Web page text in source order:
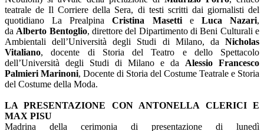
teatrale de Il Corriere della Sera, di testi scritti dai giornalisti del
quotidiano La PrealpinaCristina Masettie Luca Nazari,
da Alberto Bentoglio, direttore del Dipartimento di Beni Culturali e
Ambientali dell’Università degli Studi di Milano, da Nicholas
Vitaliano, docente di Storia del Teatro e dello Spettacolo
dell’Università degli Studi di Milano e da Alessio Francesco
Palmieri Marinoni, Docente di Storia del Costume Teatrale e Storia
del Costume della Moda.
LA PRESENTAZIONE CON ANTONELLA CLERICI E
MAX PISU
Madrina della cerimonia di presentazione di lunedì